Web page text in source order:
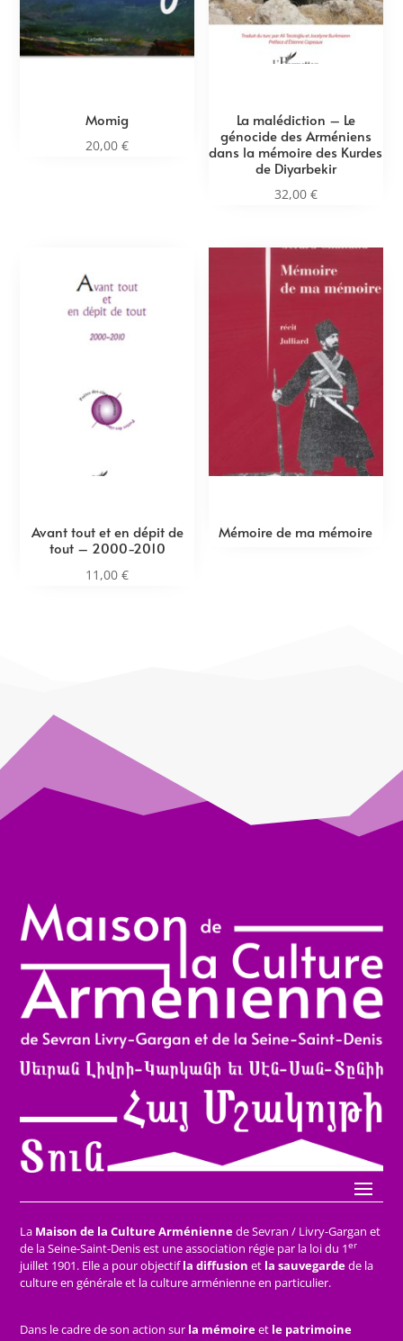
Momig
20,00€
La malédiction – Le
génocide des Arméniens
dans la mémoire des Kurdes
de Diyarbekir
32,00 €
Avant tout et en dépit de
tout – 2000-2010
11,00€
Mémoire de ma mémoire
La Maison de la Culture Arméniennede Sevran / Livry-Gargan et
de la Seine-Saint-Denis est une association régie par la loi du 1er
juillet 1901. Elle a pour objectifla diffusion et la sauvegardede la
culture en générale et la culture arménienne en particulier.
Dans le cadre de son action sur la mémoireet le patrimoine